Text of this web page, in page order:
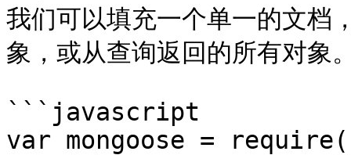
我们可以填充一个单一的文档
象，或从查询返回的所有对象
```javascript
var mongoose =